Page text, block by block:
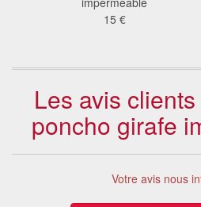
15 €
Les avis
poncho girafe
Votre avis nous